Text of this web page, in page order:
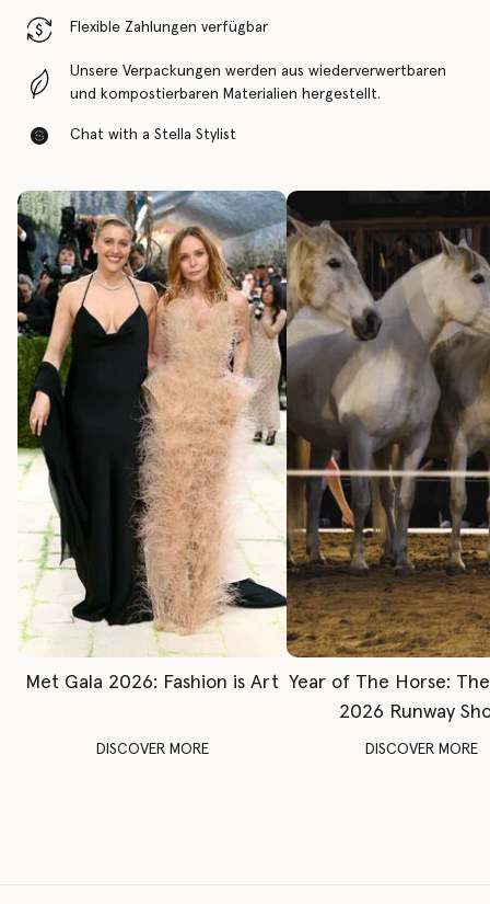
Flexible Zahlungen verfügbar
Unsere Verpackungen werden aus wiederverwertbaren
und kompostierbaren Materialien hergestellt.
Chat with a Stella Stylist
Met Gala 2026: Fashion is Art
DISCOVER MORE
Year of The Horse:
2026 Runway
DISCOVER MORE